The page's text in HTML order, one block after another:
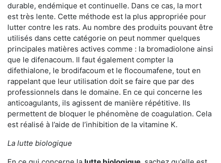
durable, endémique et continuelle. Dans ce cas, la mort
est très lente. Cette méthode est la plus appropriée pour
lutter contre les rats. Au nombre des produits pouvant être
utilisés dans cette catégorie on peut nommer quelques
principales matières actives comme : la bromadiolone ainsi
que le difenacoum. Il faut également compter la
difethialone, le brodifacoum et le flocoumafene, tout en
rappelant que leur utilisation doit se faire que par des
professionnels dans le domaine. En ce qui concerne les
anticoagulants, ils agissent de manière répétitive. Ils
permettent de bloquer le phénomène de coagulation. Cela
est réalisé à l’aide de l’inhibition de la vitamine K.
La lutte biologique